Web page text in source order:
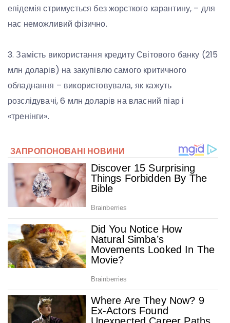
епідемія стримується без жорсткого карантину, – для
нас неможливий фізично.
3. Замість використання кредиту Світового банку (215
млн доларів) на закупівлю самого критичного
обладнання – використовувала, як кажуть
розслідувачі, 6 млн доларів на власний піар і
«тренінги».